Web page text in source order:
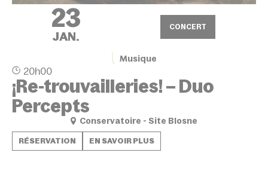
23
JAN.
CONCERT
Musique
20h00
¡Re-trouvailleries! – Duo
Percepts
Conservatoire - Site Blosne
RÉSERVATION EN SAVOIR PLUS